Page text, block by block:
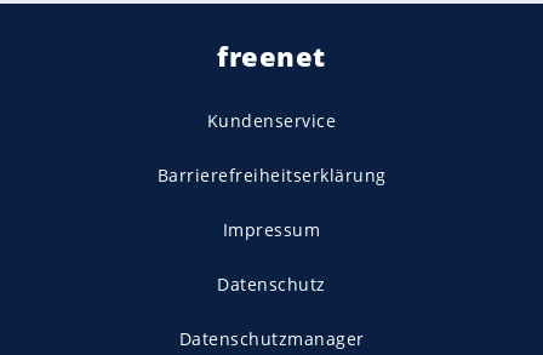
freenet
Kundenservice
Barrierefreiheitserklärung
Impressum
Datenschutz
Datenschutzmanager